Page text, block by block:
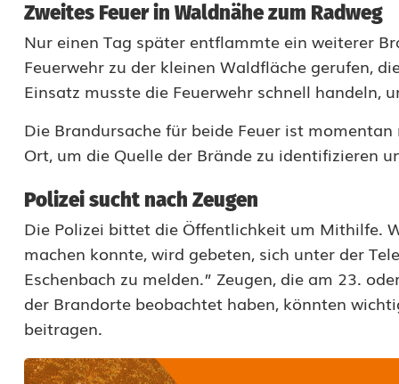
i
W
a
l
d
b
r
ä
n
d
e
Zweites Feuer in Waldnähe zum Radweg
Nur einen Tag später entflammte ein weiterer
Feuerwehr zu der kleinen Waldfläche gerufen,
Einsatz musste die Feuerwehr schnell handeln,
Die Brandursache für beide Feuer ist
Ort, um die Quelle der Brände zu identifizieren
Polizei sucht nach Zeugen
Die Polizei bittet die Öffentlichkeit um Mithilfe.
machen konnte, wird gebeten, sich unter der
Eschenbach zu melden.” Zeugen, die am 23.
der Brandorte beobachtet haben, könnten
beitragen.